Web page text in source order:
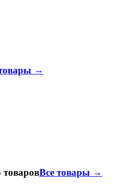
→
товаровВсе товары →